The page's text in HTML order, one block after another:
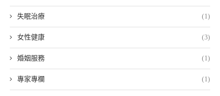
失眠治療 (1)
女性健康 (3)
婚姻服務 (1)
專家專欄 (1)